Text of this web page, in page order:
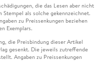
die das Lesen aber nicht
Stempel als solche gekennzeichnet.
zu Preissenkungen beziehen
Exemplars.
die Preisbindung dieser Artikel
gesenkt. Die jeweils zutreffende
Angaben zu Preissenkungen